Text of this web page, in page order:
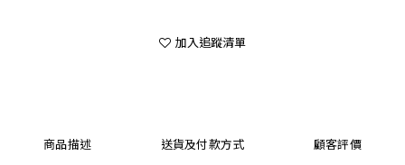
加入追蹤清單
商品描述 送貨及付款方式 顧客評價